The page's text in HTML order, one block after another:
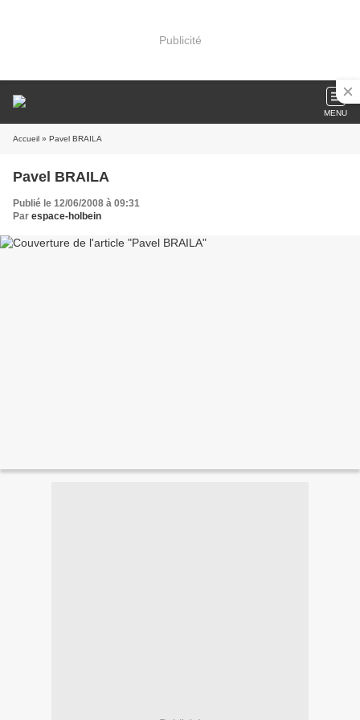
Publicité
MENU
Accueil » Pavel BRAILA
Pavel BRAILA
Publié le 12/06/2008 à 09:31
Par espace-holbein